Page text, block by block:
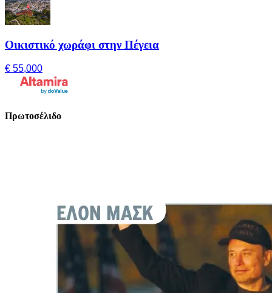
Οικιστικό χωράφι στην Πέγεια
€ 55,000
Πρωτοσέλιδο